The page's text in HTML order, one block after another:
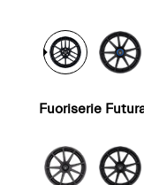
Fuoriserie